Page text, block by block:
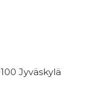
Jyväskylä